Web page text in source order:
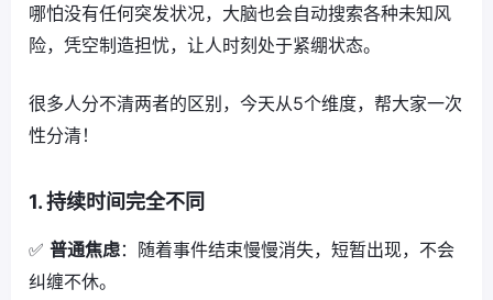
哪怕没有任何突发状况，大脑也会自动搜索各种未知风
险，凭空制造担忧，让人时刻处于紧绷状态。
很多人分不清两者的区别，今天从5个维度，帮大家一次
性分清！
1. 持续时间完全不同
✅ 普通焦虑：随着事件结束慢慢消失，短暂出现，不会
纠缠不休。